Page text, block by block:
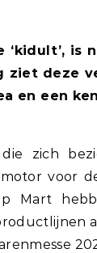
is
ziet deze
en een
zich
voor
Mart